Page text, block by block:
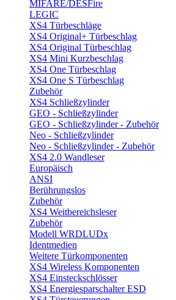
MIFARE/DESFire
LEGIC
XS4 Türbeschläge
XS4 Original+ Türbeschlag
XS4 Original Türbeschlag
XS4 Mini Kurzbeschlag
XS4 One Türbeschlag
XS4 One S Türbeschlag
Zubehör
XS4 Schließzylinder
GEO - Schließzylinder
GEO - Schließzylinder - Zubehör
Neo - Schließzylinder
Neo - Schließzylinder - Zubehör
XS4 2.0 Wandleser
Europäisch
ANSI
Berührungslos
Zubehör
XS4 Weitbereichsleser
Zubehör
Modell WRDLUDx
Identmedien
Weitere Türkomponenten
XS4 Wireless Komponenten
XS4 Einsteckschlösser
XS4 Energiesparschalter ESD